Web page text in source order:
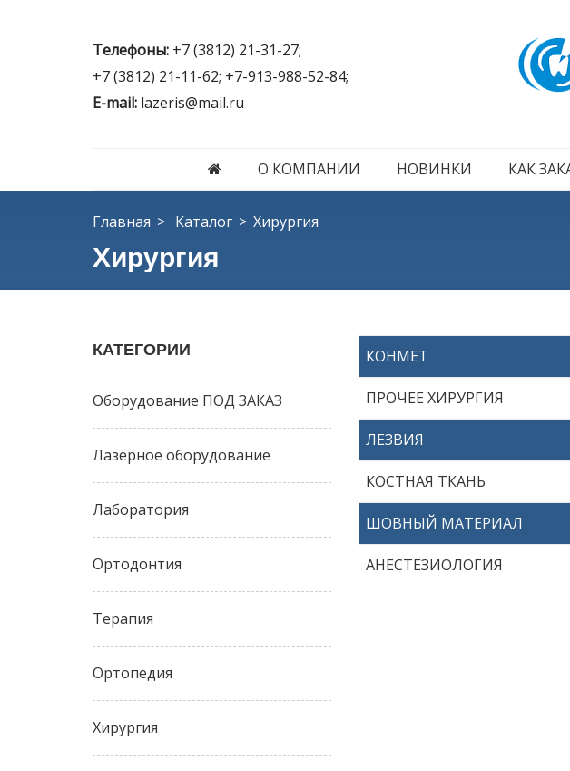
Телефоны: +7 (3812) 21-31-27;
+7 (3812) 21-11-62; +7-913-988-52-84;
E-mail: lazeris@mail.ru
О КОМПАНИИ НОВИНКИ КАК
Главная Каталог Хирургия
Хирургия
КАТЕГОРИИ
Оборудование ПОД ЗАКАЗ
Лазерное оборудование
Лаборатория
Ортодонтия
Терапия
Ортопедия
Хирургия
КОНМЕТ
ПРОЧЕЕ ХИРУРГИЯ
ЛЕЗВИЯ
КОСТНАЯ ТКАНЬ
ШОВНЫЙ МАТЕРИАЛ
АНЕСТЕЗИОЛОГИЯ